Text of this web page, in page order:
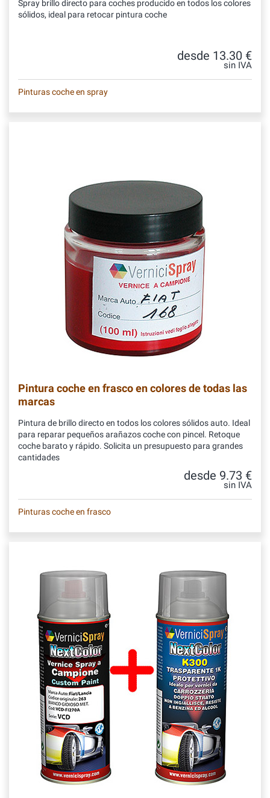
Spray brillo directo para coches producido en todos los colores
sólidos, ideal para retocar pintura coche
desde 13.30 €
sin IVA
Pinturas coche en spray
Pintura coche en frasco en colores de todas las
marcas
Pintura de brillo directo en todos los colores sólidos auto. Ideal
para reparar pequeños arañazos coche con pincel. Retoque
coche barato y rápido. Solicita un presupuesto para grandes
cantidades
desde 9.73 €
sin IVA
Pinturas coche en frasco